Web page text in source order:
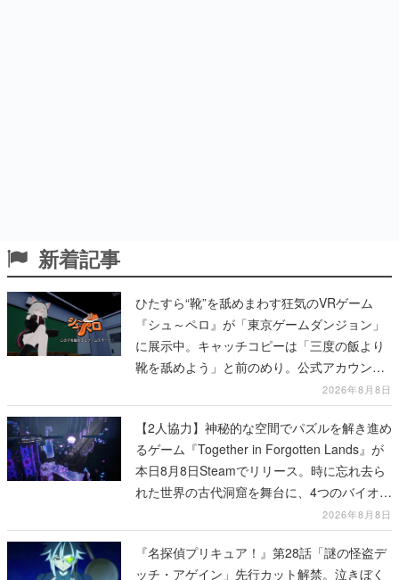
新着記事
ひたすら“靴”を舐めまわす狂気のVRゲーム
『シュ～ペロ』が「東京ゲームダンジョン」
に展示中。キャッチコピーは「三度の飯より
靴を舐めよう」と前のめり。公式アカウント
も開設され、2026年リリースに向けて開発中
2026年8月8日
【2人協力】神秘的な空間でパズルを解き進め
るゲーム『Together in Forgotten Lands』が
本日8月8日Steamでリリース。時に忘れ去ら
れた世界の古代洞窟を舞台に、4つのバイオー
2026年8月8日
『名探偵プリキュア！』第28話「謎の怪盗デ
ッチ・アゲイン」先行カット解禁。泣きぼく